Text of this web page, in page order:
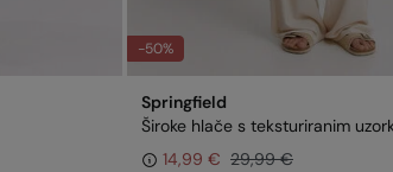
-50%
Springfield
Široke hlače s teksturiranim
14,99 € 29,99 €